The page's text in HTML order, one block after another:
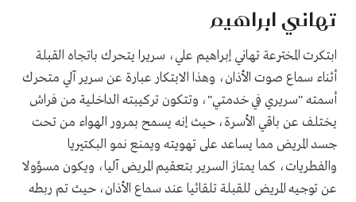
تهاني ابراهيم
ابتكرت المخترعة تهاني إبراهيم علي، سريرا يتحرك باتجاه القبلة
أثناء سماع صوت الأذان، وهذا الابتكار عبارة عن سرير آلي متحرك
أسمته "سريري في خدمتي"، وتتكون تركيبته الداخلية من فراش
يختلف عن باقي الأسرة، حيث إنه يسمح بمرور الهواء من تحت
جسد المريض مما يساعد على تهويته ويمنع نمو البكتيريا
والفطريات، كما يمتاز السرير بتعقيم المريض آليا، ويكون مسؤولا
عن توجيه المريض للقبلة تلقائيا عند سماع الأذان، حيث تم ربطه